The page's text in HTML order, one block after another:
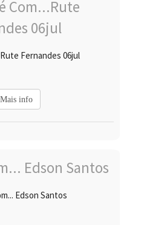
Fernandes 06jul
Mais info
Edson Santos